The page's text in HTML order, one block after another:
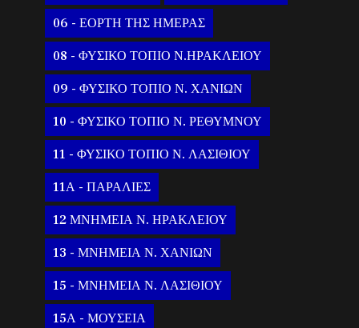
06 - ΕΟΡΤΗ ΤΗΣ ΗΜΕΡΑΣ
08 - ΦΥΣΙΚΟ ΤΟΠΙΟ Ν.ΗΡΑΚΛΕΙΟΥ
09 - ΦΥΣΙΚΟ ΤΟΠΙΟ Ν. ΧΑΝΙΩΝ
10 - ΦΥΣΙΚΟ ΤΟΠΙΟ Ν. ΡΕΘΥΜΝΟΥ
11 - ΦΥΣΙΚΟ ΤΟΠΙΟ Ν. ΛΑΣΙΘΙΟΥ
11Α - ΠΑΡΑΛΙΕΣ
12 ΜΝΗΜΕΙΑ Ν. ΗΡΑΚΛΕΙΟΥ
13 - ΜΝΗΜΕΙΑ Ν. ΧΑΝΙΩΝ
15 - ΜΝΗΜΕΙΑ Ν. ΛΑΣΙΘΙΟΥ
15Α - ΜΟΥΣΕΙΑ